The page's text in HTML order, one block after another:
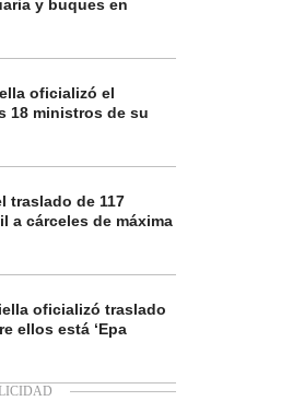
y buques en
oficializó el
18 ministros de su
traslado de 117
a cárceles de máxima
oficializó traslado
ellos está ‘Epa